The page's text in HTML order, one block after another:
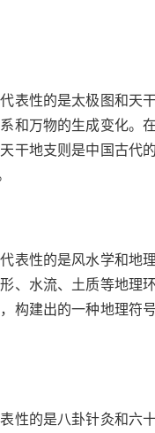
表性的是太极图和天
和万物的生成变化。
干地支则是中国古代
表性的是风水学和地
、水流、土质等地理
构建出的一种地理符
性的是八卦针灸和六